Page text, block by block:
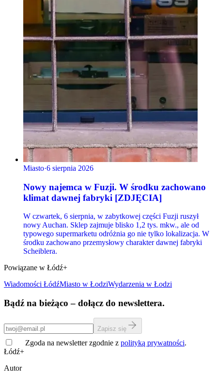
Miasto·6 sierpnia 2026
Nowy najemca w Fuzji. W środku zachowano
klimat dawnej fabryki [ZDJĘCIA]
W czwartek, 6 sierpnia, w zabytkowej części Fuzji ruszył
nowy Auchan. Sklep zajmuje blisko 1,2 tys. mkw., ale od
typowego supermarketu odróżnia go nie tylko lokalizacja. W
środku zachowano przemysłowy charakter dawnej fabryki
Scheiblera.
Powiązane w Łódź+
Wiadomości ŁódźMiasto w ŁodziWydarzenia w Łodzi
Bądź na bieżąco – dołącz do newslettera.
Zapisz się
Zgoda na newsletter zgodnie z polityką prywatności.
Łódź+
Autor